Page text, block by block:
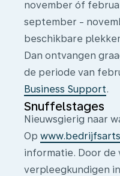
november óf
september -
beschikbare
Dan ontvangen
de periode van
Business Support.
Snuffelstages
Nieuwsgierig naar
Op
informatie. Door de
verpleegkundigen